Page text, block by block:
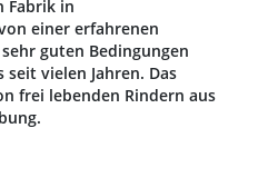
Fabrik in
einer erfahrenen
guten Bedingungen
vielen Jahren. Das
frei lebenden Rindern aus